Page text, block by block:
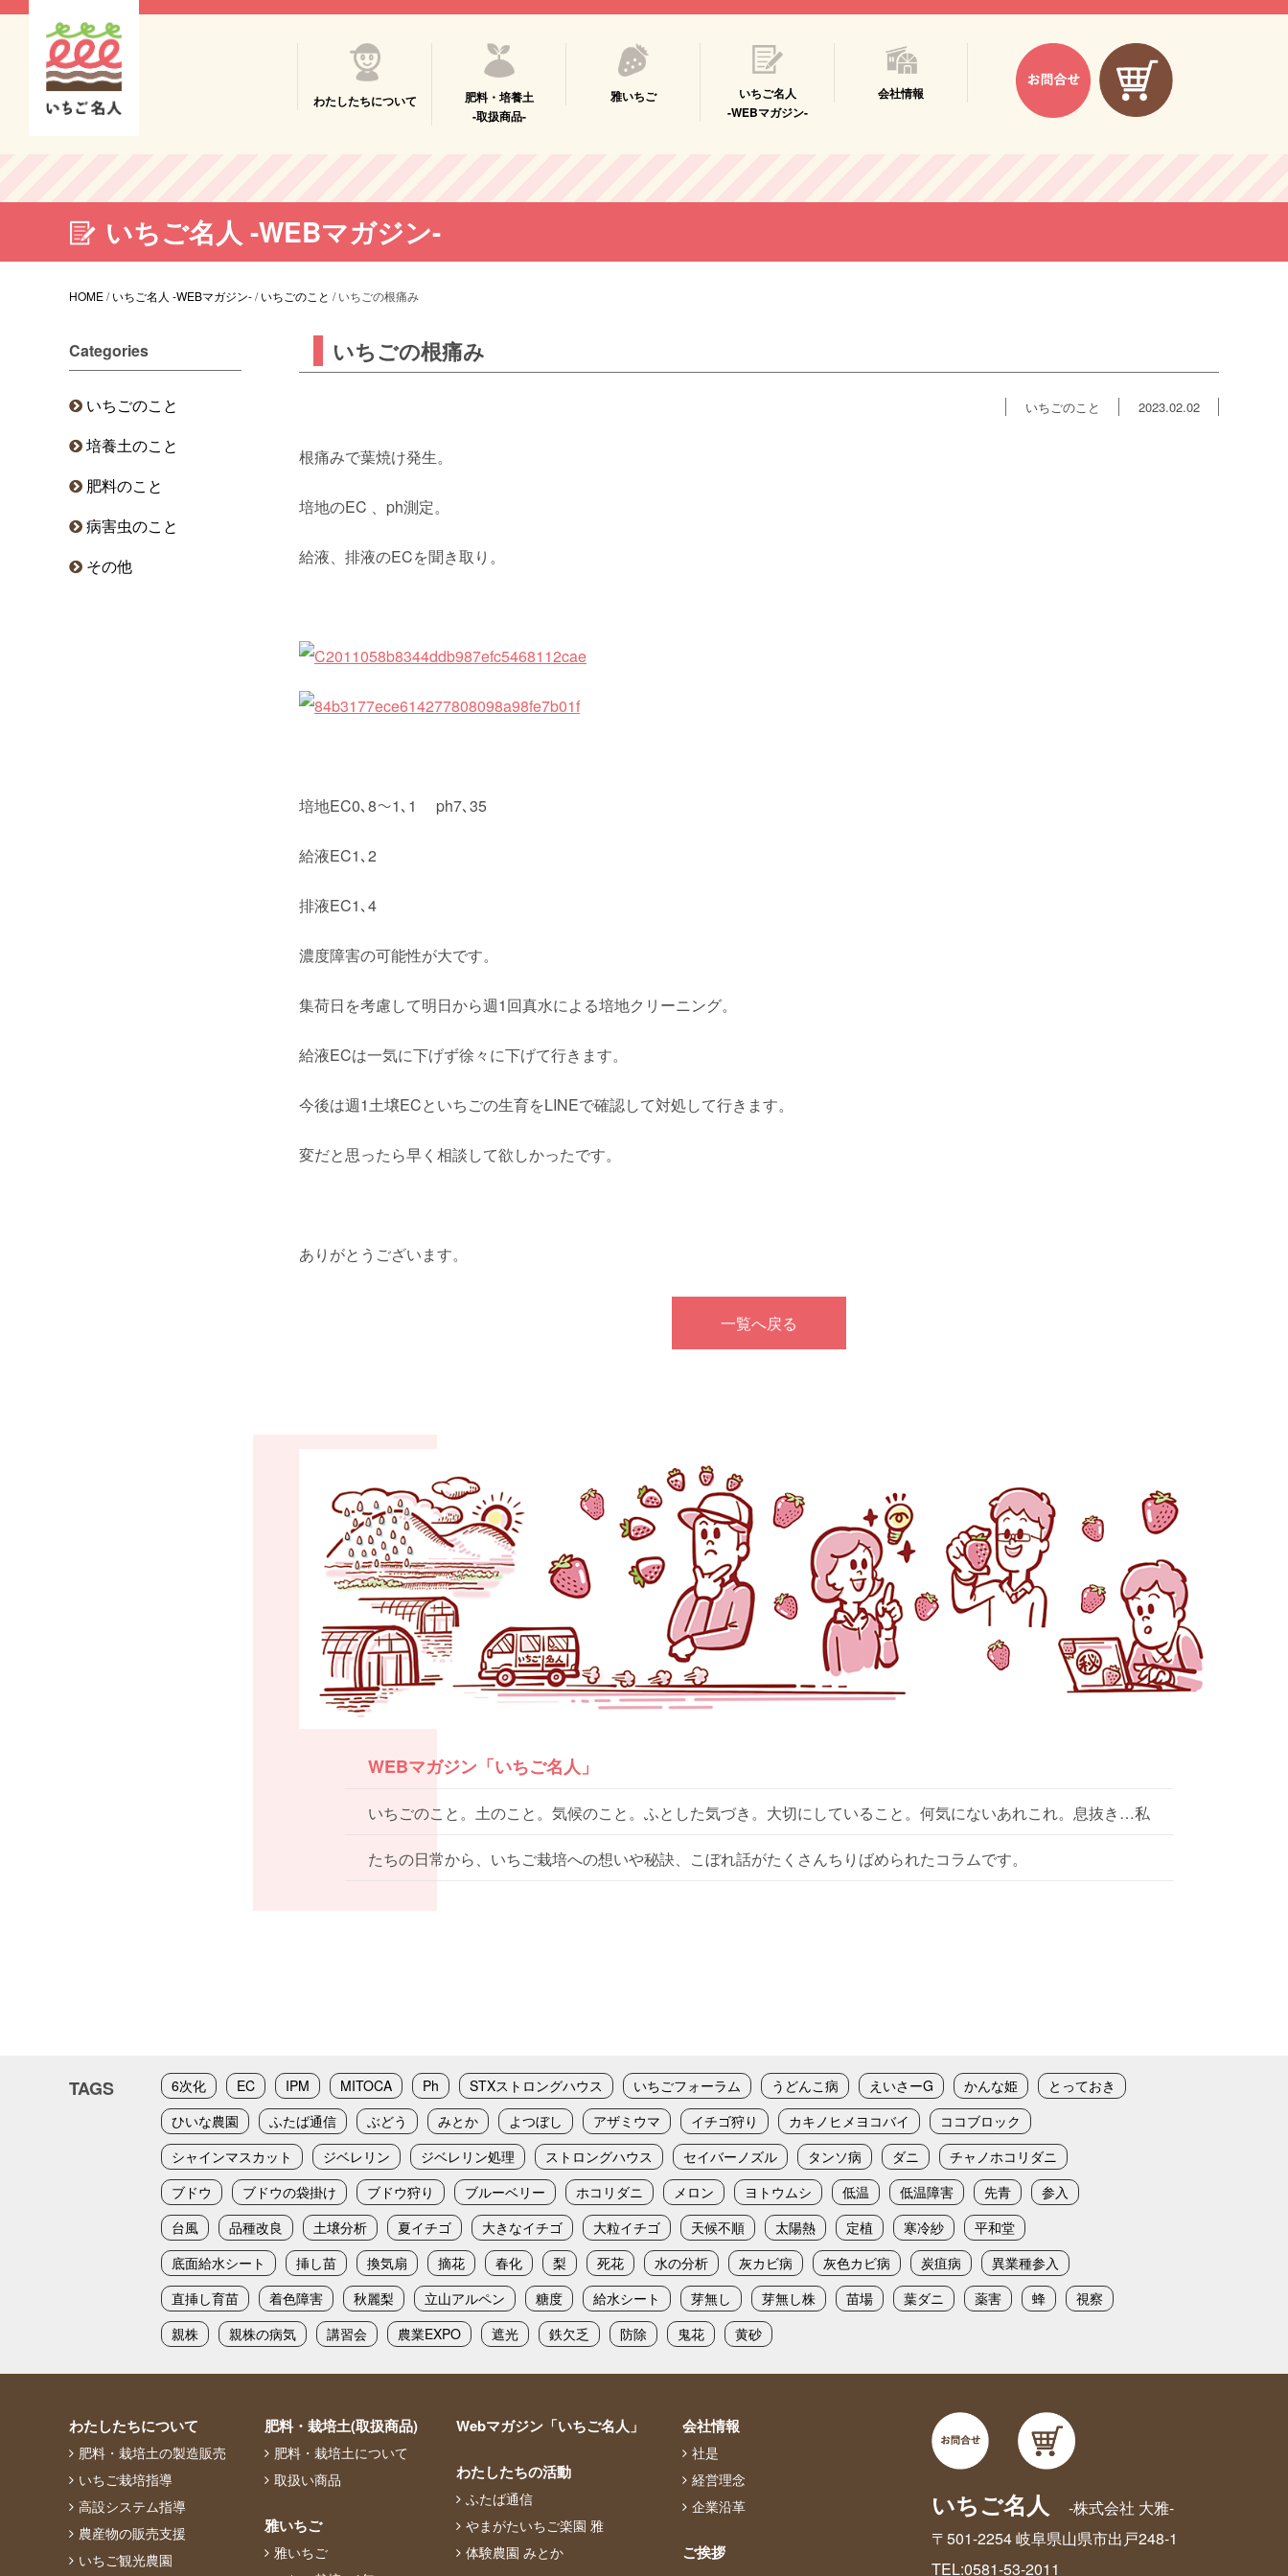
わたしたちについて
肥料・培養土
-取扱商品-
雅いちご
いちご名人
-WEBマガジン-
会社情報
いちご名人 -WEBマガジン-
HOME/いちご名人 -WEBマガジン-/いちごのこと /いちごの根痛み
いちごの根痛み
いちごのこと 2023.02.02
根痛みで葉焼け発生。
培地のEC 、ph測定。
給液、排液のECを聞き取り。
培地EC0､8〜1､1 ph7､35
給液EC1､2
排液EC1､4
濃度障害の可能性が大です。
集荷日を考慮して明日から週1回真水による培地クリーニング。
給液ECは一気に下げず徐々に下げて行きます。
今後は週1土壌ECといちごの生育をLINEで確認して対処して行きます。
変だと思ったら早く相談して欲しかったです。
ありがとうございます。
一覧へ戻る
Categories
いちごのこと
培養土のこと
肥料のこと
病害虫のこと
その他
WEBマガジン「いちご名人」
いちごのこと。土のこと。気候のこと。ふとした気づき。大切にしていること。何気にないあれこれ。息抜き…私
たちの日常から、いちご栽培への想いや秘訣、こぼれ話がたくさんちりばめられたコラムです。
TAGS 6次化 EC IPM MITOCA Ph STXストロングハウス いちごフォーラム うどんこ病 えいさーG かんな姫
とっておき
ひいな農園
ふたば通信 ぶどう みとか よつぼし アザミウマ イチゴ狩り カキノヒメヨコバイ
ココブロック
シャインマスカット
ジベレリン ジベレリン処理 ストロングハウス セイバーノズル タンソ病 ダニ
チャノホコリダニ
ブドウ
ブドウの袋掛け ブドウ狩り ブルーベリー ホコリダニ メロン ヨトウムシ 低温 低温障害 先青
参入
台風
品種改良 土壌分析 夏イチゴ 大きなイチゴ 大粒イチゴ 天候不順 太陽熱 定植 寒冷紗
平和堂
底面給水シート
挿し苗 換気扇 摘花 春化 梨 死花 水の分析 灰カビ病 灰色カビ病 炭疽病
異業種参入
直挿し育苗
着色障害 秋麗梨 立山アルペン 糖度 給水シート 芽無し 芽無し株 苗場 葉ダニ 薬害 蜂
視察
親株
親株の病気 講習会 農業EXPO 遮光 鉄欠乏 防除 鬼花 黄砂
わたしたちについて
肥料・栽培土の製造販売
いちご栽培指導
高設システム指導
農産物の販売支援
いちご観光農園
肥料・栽培土(取扱商品)
肥料・栽培土について
取扱い商品
雅いちご
雅いちご
Webマガジン「いちご名人」
わたしたちの活動
ふたば通信
やまがたいちご楽園 雅
体験農園 みとか
会社情報
社是
経営理念
企業沿革
ご挨拶
いちご名人
-株式会社 大雅-
〒501-2254 岐阜県山県市出戸248-1
TEL:0581-53-2011